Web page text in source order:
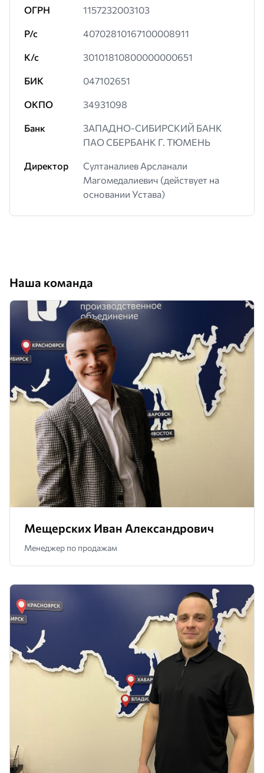
ОГРН 1157232003103
Р/с 40702810167100008911
К/с 30101810800000000651
БИК 047102651
ОКПО 34931098
Банк
ЗАПАДНО-СИБИРСКИЙ БАНК
ПАО СБЕРБАНК Г. ТЮМЕНЬ
Директор
Султаналиев Арсланали
Магомедалиевич (действует на
основании Устава)
Наша команда
Мещерских Иван Александрович
Менеджер по продажам